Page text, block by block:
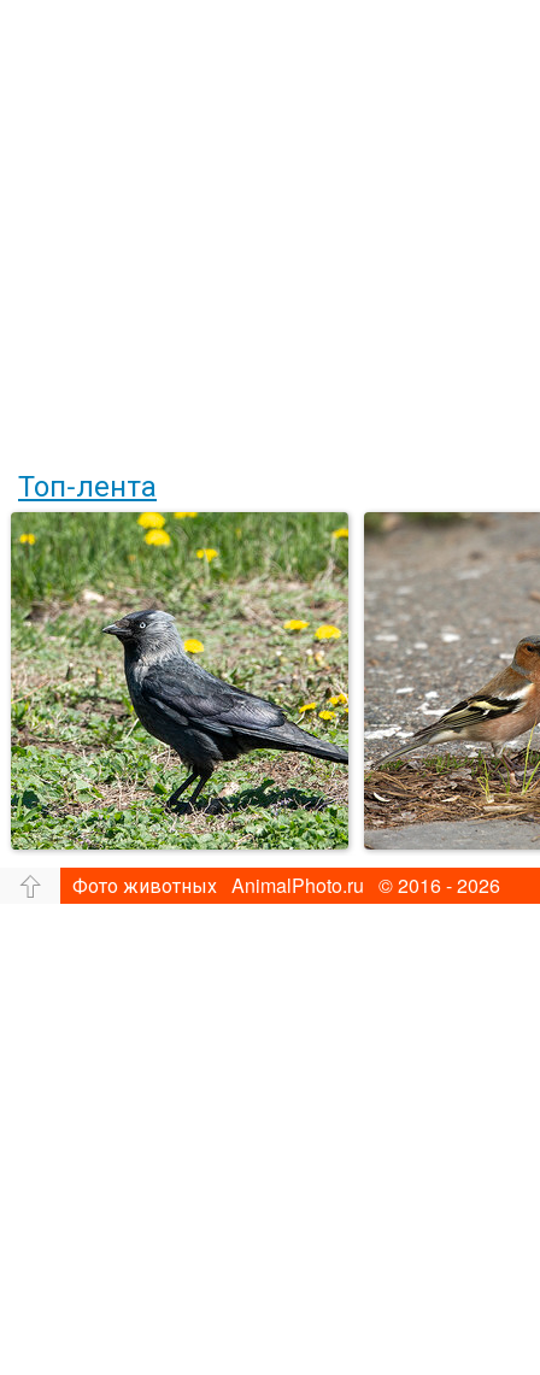
Топ-лента
Фото животных AnimalPhoto.ru © 2016 - 2026